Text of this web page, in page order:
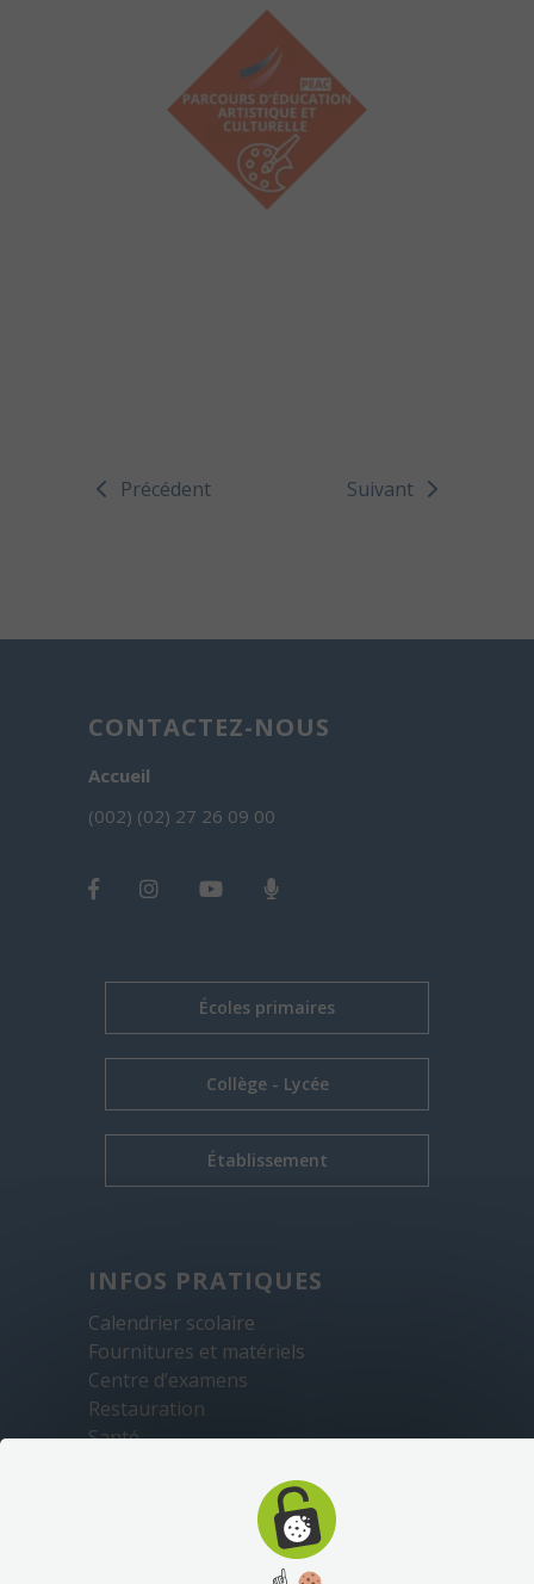
Précédent Suivant
CONTACTEZ-NOUS
Accueil
(002) (02) 27 26 09 00
Écoles primaires
Collège - Lycée
Établissement
INFOS PRATIQUES
Calendrier scolaire
Fournitures et matériels
Centre d’examens
Restauration
Santé